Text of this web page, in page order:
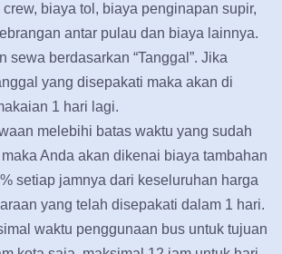
biaya tol, biaya penginapan supir,
antar pulau dan biaya lainnya.
sewa berdasarkan “Tanggal”. Jika
yang disepakati maka akan di
1 hari lagi.
melebihi batas waktu yang sudah
Anda akan dikenai biaya tambahan
setiap jamnya dari keseluruhan harga
yang telah disepakati dalam 1 hari.
waktu penggunaan bus untuk tujuan